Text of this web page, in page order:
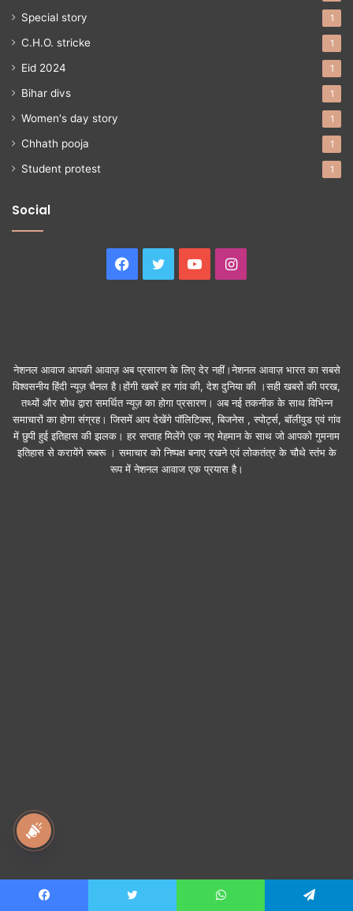
Special story 1
C.H.O. stricke 1
Eid 2024 1
Bihar divs 1
Women's day story 1
Chhath pooja 1
Student protest 1
Social
Facebook
Twitter YouTubeInstagram
नेशनल आवाज आपकी आवाज़ अब प्रसारण के लिए देर नहीं।नेशनल आवाज़ भारत का सबसे
विश्वसनीय हिंदी न्यूज़ चैनल है।होंगी खबरें हर गांव की, देश दुनिया की ।सही खबरों की परख,
तथ्यों और शोध द्वारा समर्थित न्यूज़ का होगा प्रसारण। अब नई तकनीक के साथ विभिन्न
समाचारों का होगा संग्रह। जिसमें आप देखेंगे पॉलिटिक्स, बिजनेस , स्पोर्ट्स, बॉलीवुड एवं गांव
में छुपी हुई इतिहास की झलक। हर सप्ताह मिलेंगे एक नए मेहमान के साथ जो आपको गुमनाम
इतिहास से करायेंगे रूबरू । समाचार को निष्पक्ष बनाए रखने एवं लोकतंत्र के चौथे स्तंभ के
रूप में नेशनल आवाज एक प्रयास है।